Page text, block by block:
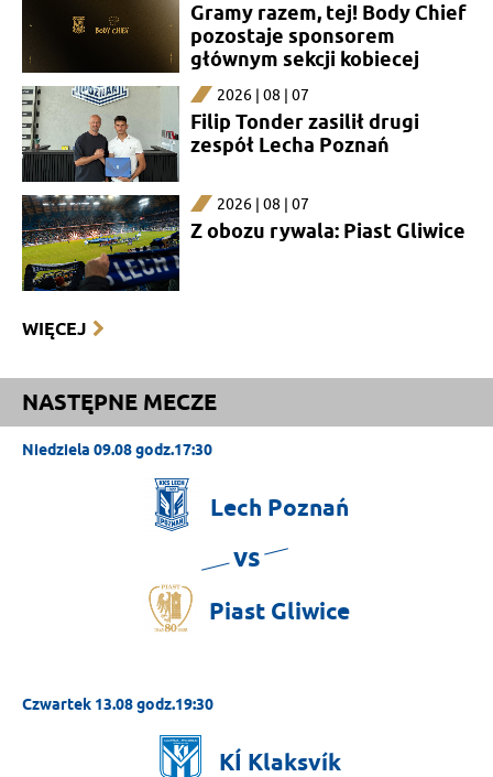
Gramy razem, tej! Body Chief
pozostaje sponsorem
głównym sekcji kobiecej
2026 | 08 | 07
Filip Tonder zasilił drugi
zespół Lecha Poznań
2026 | 08 | 07
Z obozu rywala: Piast Gliwice
WIĘCEJ
NASTĘPNE MECZE
Niedziela 09.08 godz.17:30
Lech Poznań
vs
Piast Gliwice
Czwartek 13.08 godz.19:30
KÍ Klaksvík